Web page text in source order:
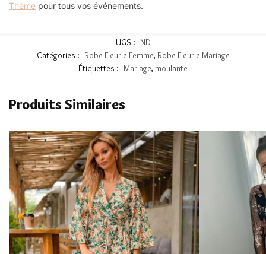
Thème pour tous vos événements.
UGS : ND
Catégories : Robe Fleurie Femme, Robe Fleurie Mariage
Étiquettes : Mariage, moulante
Produits Similaires